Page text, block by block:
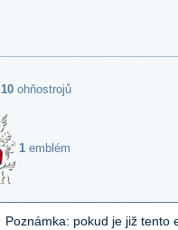
10 ohňostrojů
1 emblém
Poznámka: pokud je již tento